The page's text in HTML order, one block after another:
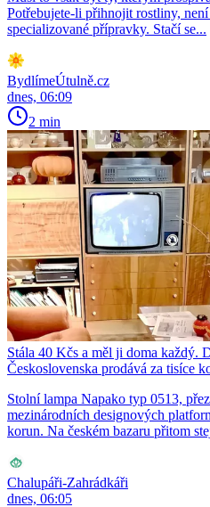
Potřebujete-li přihnojit rostliny,
specializované přípravky. Stačí se...
BydlímeÚtulně.cz
dnes, 06:09
2 min
Stála 40 Kčs a měl ji doma každý.
Československa prodává za tisíce
Stolní lampa Napako typ 0513,
mezinárodních designových
korun. Na českém bazaru přitom
Chalupáři-Zahrádkáři
dnes, 06:05